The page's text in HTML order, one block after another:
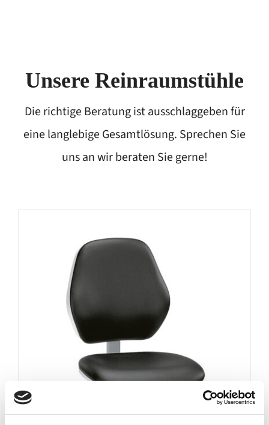
Unsere Reinraumstühle
Die richtige Beratung ist ausschlaggeben für
eine langlebige Gesamtlösung. Sprechen Sie
uns an wir beraten Sie gerne!